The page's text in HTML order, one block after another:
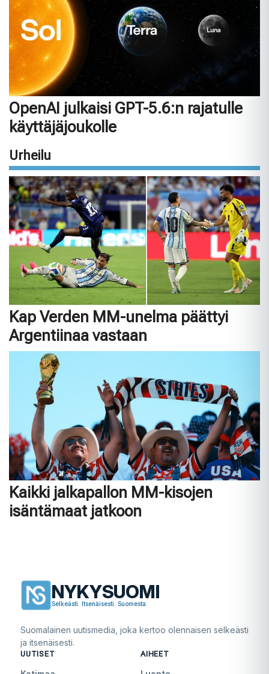
OpenAI julkaisi GPT-5.6:n rajatulle
käyttäjäjoukolle
Urheilu
Kap Verden MM-unelma päättyi
Argentiinaa vastaan
Kaikki jalkapallon MM-kisojen
isäntämaat jatkoon
NYKYSUOMI
Selkeästi. Itsenäisesti. Suomesta.
Suomalainen uutismedia, joka kertoo olennaisen selkeästi
ja itsenäisesti.
UUTISET AIHEET